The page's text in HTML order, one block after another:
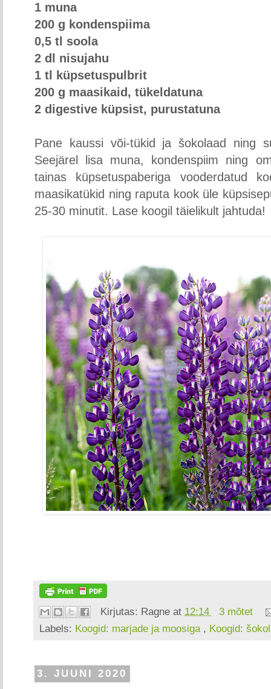
1 muna
200 g kondenspiima
0,5 tl soola
2 dl nisujahu
1 tl küpsetuspulbrit
200 g maasikaid, tükeldatuna
2 digestive küpsist, purustatuna
Pane kaussi või-tükid ja šokolaad ning
Seejärel lisa muna, kondenspiim ning
tainas küpsetuspaberiga vooderdatud
maasikatükid ning raputa kook üle
25-30 minutit. Lase koogil täielikult jahtuda!
Kirjutas: Ragne at 12:14
3 mõtet
Labels: Koogid: marjade ja moosiga , Koogid:
3. JUUNI 2020